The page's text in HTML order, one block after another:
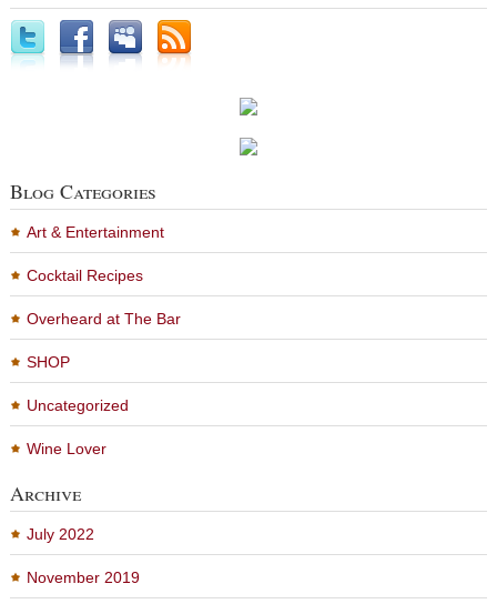
Blog Categories
Art & Entertainment
Cocktail Recipes
Overheard at The Bar
SHOP
Uncategorized
Wine Lover
Archive
July 2022
November 2019